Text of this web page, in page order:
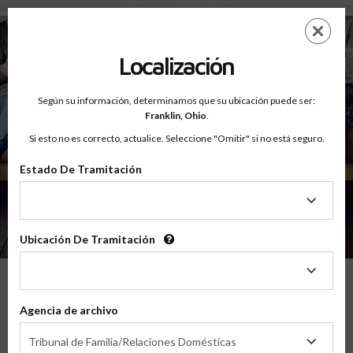
Testimonios - Court Ordered Program
Saltar
contenido
principal
EN
Decir
Localización
Según su información, determinamos que su ubicación puede ser:
Franklin, Ohio.
Si esto no es correcto, actualice. Seleccione "Omitir" si no está seguro.
Estado De Tramitación
Tramitación
Ubicación De Tramitación
Tramitación
Agencia de archivo
Tribunal de Familia/Relaciones Domésticas
de